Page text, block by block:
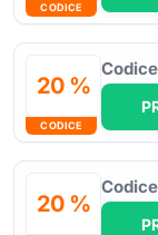
CODICE
20 %
CODICE
20 %